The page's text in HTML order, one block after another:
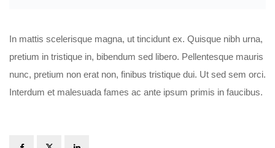
In mattis scelerisque magna, ut tincidunt ex. Quisque nibh urna,
pretium in tristique in, bibendum sed libero. Pellentesque mauris
nunc, pretium non erat non, finibus tristique dui. Ut sed sem orci.
Interdum et malesuada fames ac ante ipsum primis in faucibus.